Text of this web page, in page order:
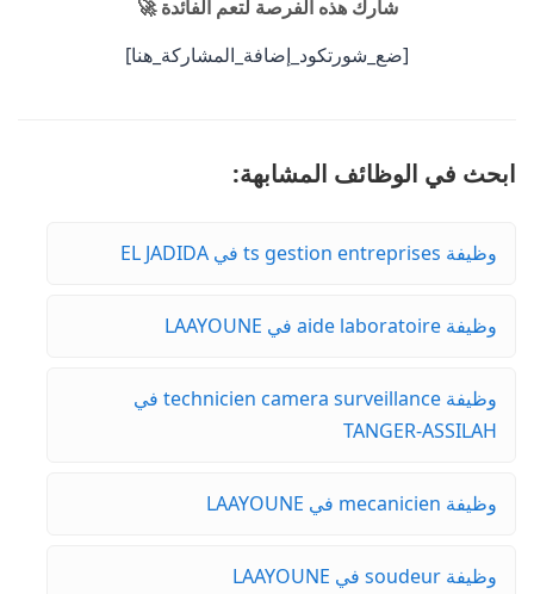
شارك هذه الفرصة لتعم الفائدة 🚀
[ضع_شورتكود_إضافة_المشاركة_هنا]
ابحث في الوظائف المشابهة:
وظيفة ts gestion entreprises في EL JADIDA
وظيفة aide laboratoire في LAAYOUNE
وظيفة technicien camera surveillance في
TANGER-ASSILAH
وظيفة mecanicien في LAAYOUNE
وظيفة soudeur في LAAYOUNE